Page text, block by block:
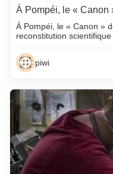
À Pompéi, le « Canon
À Pompéi, le « Canon »
reconstitution
piwi